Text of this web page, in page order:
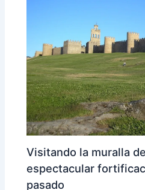
Visitando la muralla
espectacular
pasado